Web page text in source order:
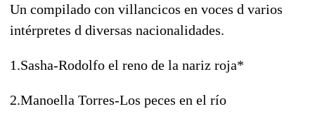
Un compilado con villancicos en voces d varios
intérpretes d diversas nacionalidades.
1.Sasha-Rodolfo el reno de la nariz roja*
2.Manoella Torres-Los peces en el río